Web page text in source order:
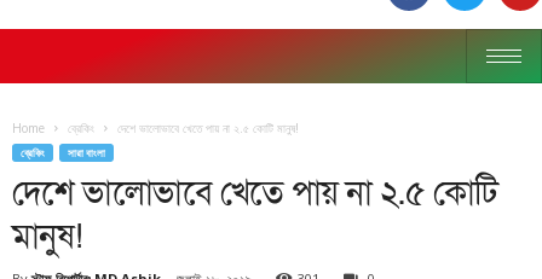
Home ব্রেকিং দেশে ভালোভাবে খেতে পায় না ২.৫ কোটি মানুষ!
ব্রেকিং সারা বাংলা
দেশে ভালোভাবে খেতে পায় না ২.৫ কোটি
মানুষ!